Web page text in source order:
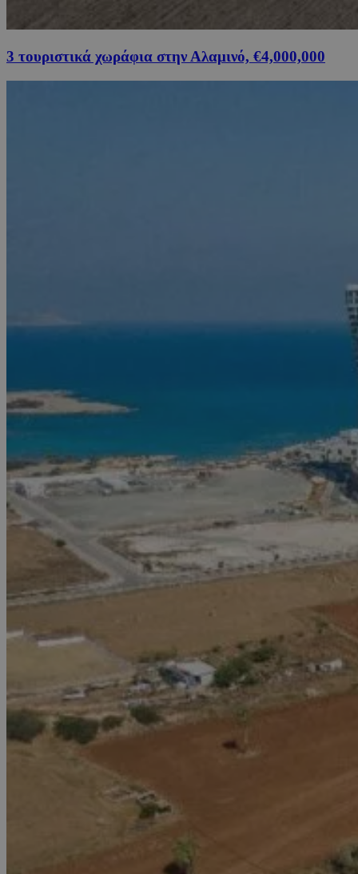
3 τουριστικά χωράφια στην Αλαμινό, €4,000,000